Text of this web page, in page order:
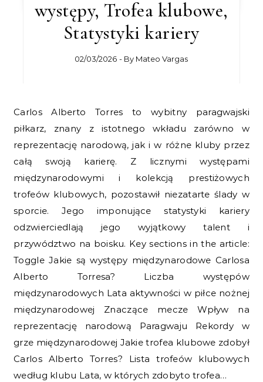
występy, Trofea klubowe,
Statystyki kariery
02/03/2026 - By Mateo Vargas
Carlos Alberto Torres to wybitny paragwajski
piłkarz, znany z istotnego wkładu zarówno w
reprezentację narodową, jak i w różne kluby przez
całą swoją karierę. Z licznymi występami
międzynarodowymi i kolekcją prestiżowych
trofeów klubowych, pozostawił niezatarte ślady w
sporcie. Jego imponujące statystyki kariery
odzwierciedlają jego wyjątkowy talent i
przywództwo na boisku. Key sections in the article:
Toggle Jakie są występy międzynarodowe Carlosa
Alberto Torresa? Liczba występów
międzynarodowych Lata aktywności w piłce nożnej
międzynarodowej Znaczące mecze Wpływ na
reprezentację narodową Paragwaju Rekordy w
grze międzynarodowej Jakie trofea klubowe zdobył
Carlos Alberto Torres? Lista trofeów klubowych
według klubu Lata, w których zdobyto trofea…